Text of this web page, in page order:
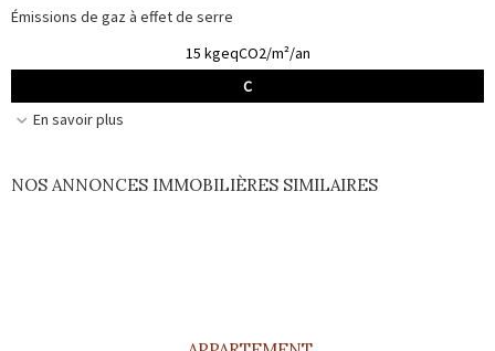
Émissions de gaz à effet de serre
15 kgeqCO2/m²/an
C
En savoir plus
NOS ANNONCES IMMOBILIÈRES SIMILAIRES